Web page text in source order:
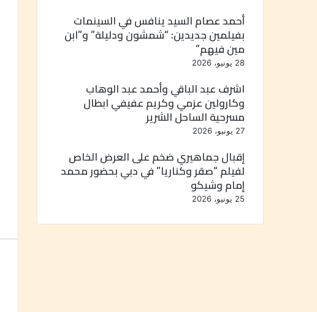
أحمد عصام السيد ينافس في السينمات
بفيلمين جديدين: “شمشون ودليلة” و”ابن
مين فيهم”
28 يونيو، 2026
اشرف عبد الباقي وأحمد عبد الوهاب
وكارولين عزمي وكريم عفيفي ابطال
مسرحية الساحل الشرير
27 يونيو، 2026
إقبال جماهيري ضخم على العرض الخاص
لفيلم “صقر وكناريا” في دبي بحضور محمد
إمام وشيكو
25 يونيو، 2026